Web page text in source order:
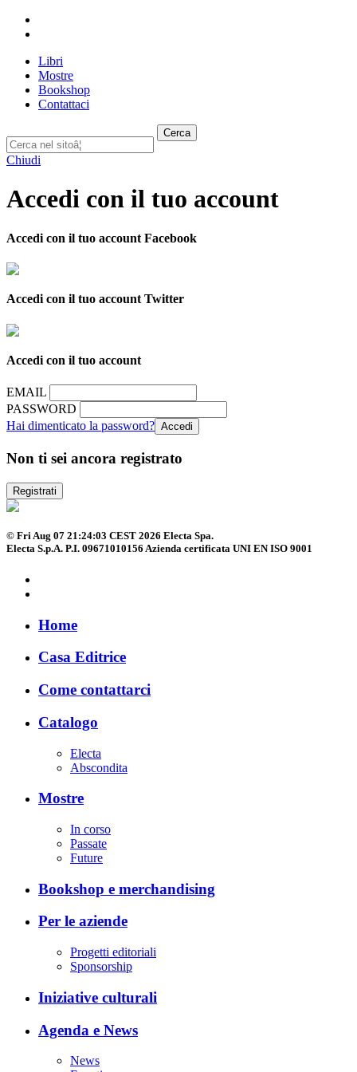
Libri
Mostre
Bookshop
Contattaci
Cerca
Chiudi
Accedi con il tuo account
Accedi con il tuo account Facebook
Accedi con il tuo account Twitter
Accedi con il tuo account
EMAIL
PASSWORD
Hai dimenticato la password?
Non ti sei ancora registrato
Registrati
© Fri Aug 07 21:24:03 CEST 2026 Electa Spa.
Electa S.p.A. P.I. 09671010156 Azienda certificata UNI EN ISO 9001
Home
Casa Editrice
Come contattarci
Catalogo
Electa
Abscondita
Mostre
In corso
Passate
Future
Bookshop e merchandising
Per le aziende
Progetti editoriali
Sponsorship
Iniziative culturali
Agenda e News
News